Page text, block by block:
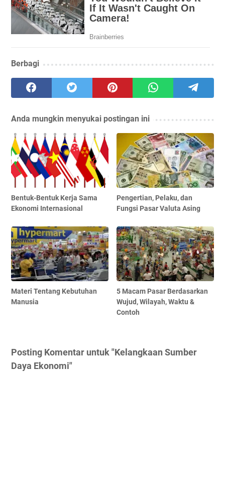
Berbagi
Anda mungkin menyukai postingan ini
Bentuk-Bentuk Kerja Sama
Ekonomi Internasional
Pengertian, Pelaku, dan
Fungsi Pasar Valuta Asing
Materi Tentang Kebutuhan
Manusia
5 Macam Pasar Berdasarkan
Wujud, Wilayah, Waktu &
Contoh
Posting Komentar untuk "Kelangkaan Sumber
Daya Ekonomi"